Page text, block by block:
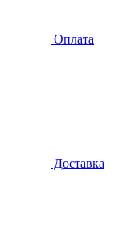
Оплата
Доставка